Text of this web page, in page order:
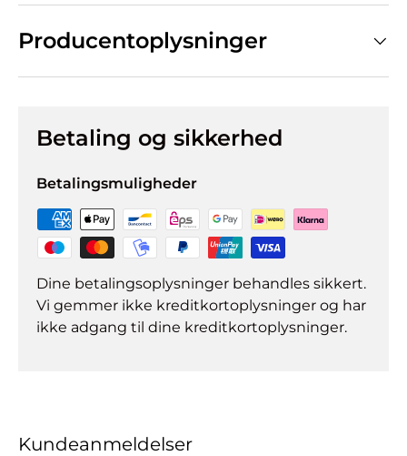
Producentoplysninger
Betaling og sikkerhed
Betalingsmuligheder
Dine betalingsoplysninger behandles sikkert.
Vi gemmer ikke kreditkortoplysninger og har
ikke adgang til dine kreditkortoplysninger.
Kundeanmeldelser